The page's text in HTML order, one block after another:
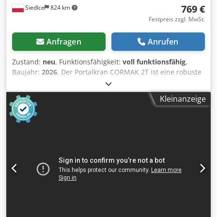
Siedlce 824 km 769 €
Festpreis zzgl. MwSt.
Anfragen Anrufen
Zustand: neu, Funktionsfähigkeit: voll funktionsfähig,
Baujahr: 2026, Der Portalkran CORMAK 2T ist eine robuste
und zuverlässige Industriemaschine, die für den
intensiven Einsatz in Produktionshallen, Werkstätten,
Lagern und anderen Industrieanlagen konzipiert wurde.
Dank seiner Tragfähigkeit von bis zu 2000 kg, seiner
stabilen Konstruktion und seines mobilen Rahmens mit
Merkmale und Vorteile: * Tragfähigkeit von 2 Tonnen –
ideal für das Heben schwerer Lasten in industriellen
Anwendungen. * Einstellbare Arbeitshöhe im Bereich von
Kleinanzeige